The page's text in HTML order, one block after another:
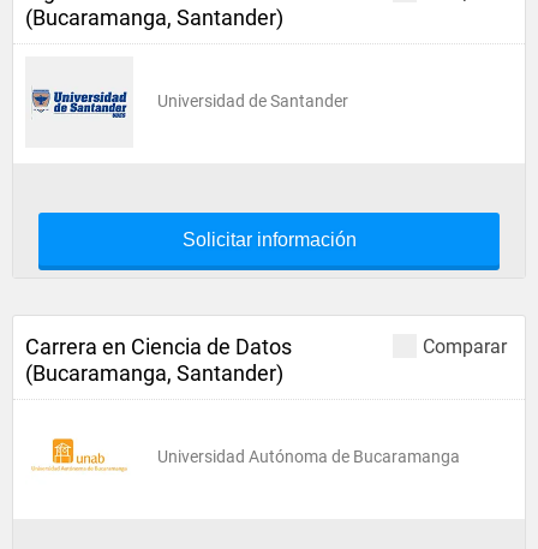
(Bucaramanga, Santander)
Universidad de Santander
Solicitar información
Comparar
Carrera en Ciencia de Datos
(Bucaramanga, Santander)
Universidad Autónoma de Bucaramanga